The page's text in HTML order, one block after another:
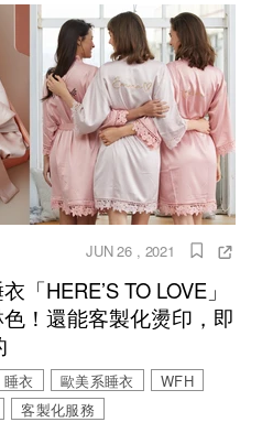
JUN 26 , 2021
HERE’S TO LOVE」
！還能客製化燙印，即
睡衣 歐美系睡衣
WFH
客製化服務